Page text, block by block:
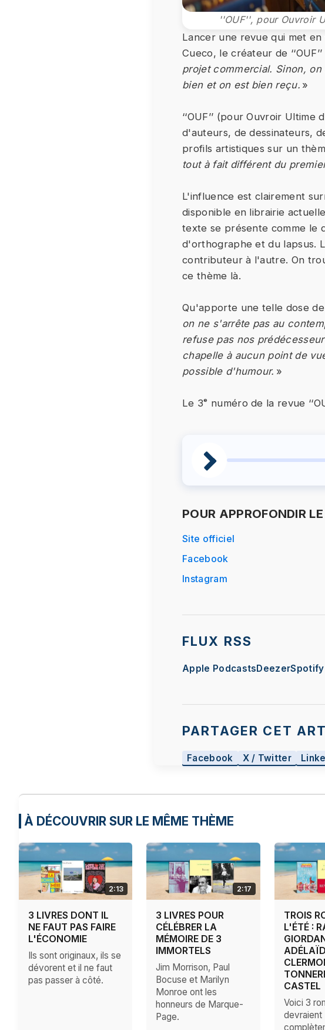
''OUF'', pour Ouvroir
Lancer une revue qui met
Cueco, le créateur de
projet commercial. Sinon,
bien et on est bien reçu. »
‘‘OUF’’ (pour Ouvroir
d'auteurs, de dessinateurs,
profils artistiques sur un
tout à fait différent du
L'influence est clairement
disponible en librairie
texte se présente comme le
d'orthographe et du lapsus.
contributeur à l'autre. On
ce thème là.
Qu'apporte une telle dose
on ne s'arrête pas au
refuse pas nos
chapelle à aucun point de
possible d'humour. »
Le 3ᵉ numéro de la revue
POUR APPROFONDIR
Site officiel
Facebook
Instagram
FLUX RSS
Apple Podcasts DeezerSpotify
PARTAGER CET
Facebook X / Twitter
À DÉCOUVRIR SUR LE MÊME THÈME
2:13
3 LIVRES DONT IL
NE FAUT PAS FAIRE
L'ÉCONOMIE
Ils sont originaux, ils se
dévorent et il ne faut
pas passer à côté.
2:17
3 LIVRES POUR
CÉLÉBRER LA
MÉMOIRE DE 3
IMMORTELS
Jim Morrison, Paul
Bocuse et Marilyn
Monroe ont les
honneurs de Marque-
Page.
TROIS
L'ÉTÉ :
CASTEL
Voici 3
devraient